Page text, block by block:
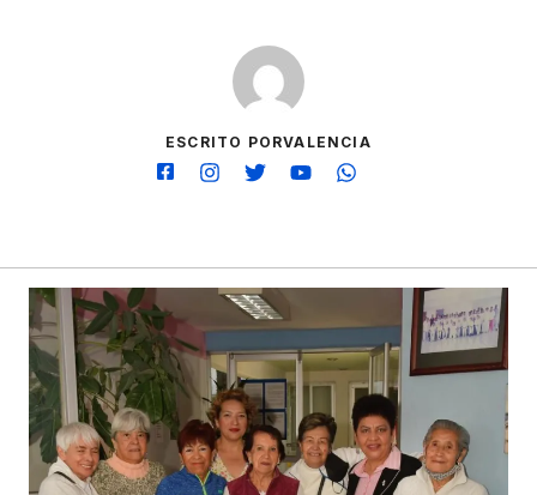
ESCRITO PORVALENCIA